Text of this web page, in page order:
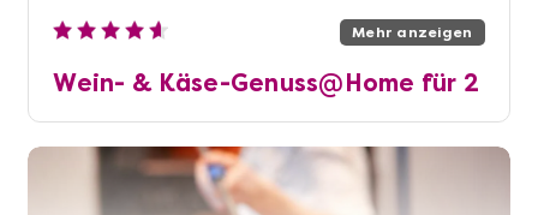
Mehr anzeigen
Wein- & Käse-Genuss@Home für 2